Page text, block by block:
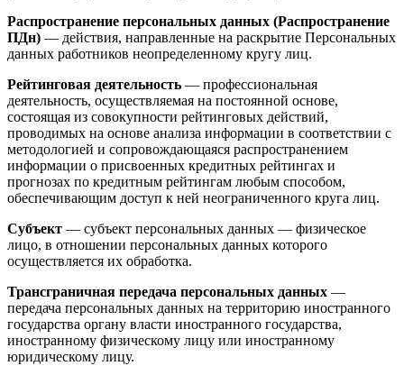
Распространение персональных данных (Распространение
ПДн) — действия, направленные на раскрытие Персональных
данных работников неопределенному кругу лиц.
Рейтинговая деятельность — профессиональная
деятельность, осуществляемая на постоянной основе,
состоящая из совокупности рейтинговых действий,
проводимых на основе анализа информации в соответствии с
методологией и сопровождающаяся распространением
информации о присвоенных кредитных рейтингах и
прогнозах по кредитным рейтингам любым способом,
обеспечивающим доступ к ней неограниченного круга лиц.
Субъект — субъект персональных данных — физическое
лицо, в отношении персональных данных которого
осуществляется их обработка.
Трансграничная передача персональных данных —
передача персональных данных на территорию иностранного
государства органу власти иностранного государства,
иностранному физическому лицу или иностранному
юридическому лицу.